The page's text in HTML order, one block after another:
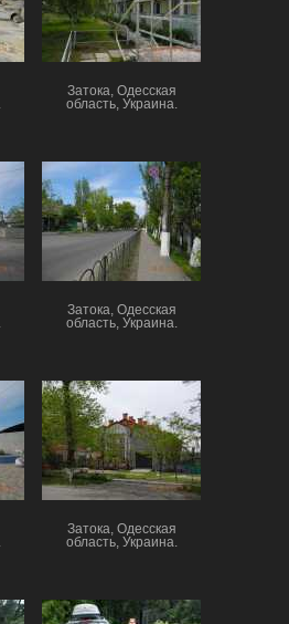
Затока, Одесская
область, Украина.
Затока, Одесская
область, Украина.
Затока, Одесская
область, Украина.